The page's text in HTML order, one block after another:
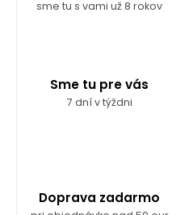
sme tu s vami už 8 rokov
Sme tu pre vás
7 dní v týždni
Doprava zadarmo